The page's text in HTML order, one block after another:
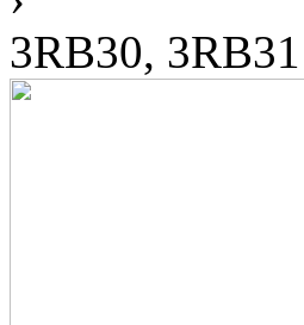
3RB30,